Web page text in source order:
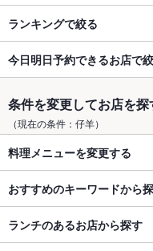
ランキングで絞る
今日明日予約できるお店で
条件を変更してお店を探
（現在の条件：仔羊）
料理メニューを変更する
おすすめのキーワードから
ランチのあるお店から探す